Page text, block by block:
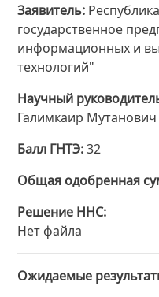
Заявитель
государственное
информационных и
технологий"
Научный
Галимкаир Мутанович
Балл ГНТЭ 32
Общая одобренная
Решение ННС
Нет файла
Ожидаемые